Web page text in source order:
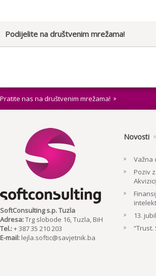
Podijelite na društvenim mrežama!
Pratite nas na društvenim mrežama!
SoftConsulting s.p. Tuzla
Adresa:Trg slobode 16, Tuzla, BiH
Tel.:+ 387 35 210 203
E-mail: lejla.softic@savjetnik.ba
Novosti
Važna
Poziv
13.
“Trust.